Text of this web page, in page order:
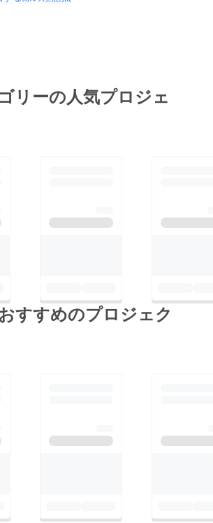
ところから、
事モードに突
までもう少
リーの人気プロジェ
すすめのプロジェク